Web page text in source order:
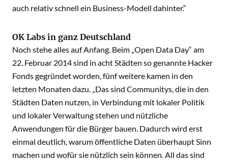
auch relativ schnell ein Business-Modell dahinter.“
OK Labs in ganz Deutschland
Noch stehe alles auf Anfang. Beim „Open Data Day“ am
22. Februar 2014 sind in acht Städten so genannte Hacker
Fonds gegründet worden, fünf weitere kamen in den
letzten Monaten dazu. „Das sind Communitys, die in den
Städten Daten nutzen, in Verbindung mit lokaler Politik
und lokaler Verwaltung stehen und nützliche
Anwendungen für die Bürger bauen. Dadurch wird erst
einmal deutlich, warum öffentliche Daten überhaupt Sinn
machen und wofür sie nützlich sein können. All das sind